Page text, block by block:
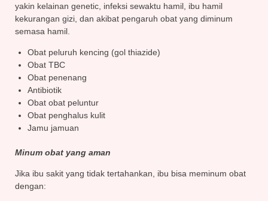
yakin kelainan genetic, infeksi sewaktu hamil, ibu hamil
kekurangan gizi, dan akibat pengaruh obat yang diminum
semasa hamil.
Obat peluruh kencing (gol thiazide)
Obat TBC
Obat penenang
Antibiotik
Obat obat peluntur
Obat penghalus kulit
Jamu jamuan
Minum obat yang aman
Jika ibu sakit yang tidak tertahankan, ibu bisa meminum obat
dengan: